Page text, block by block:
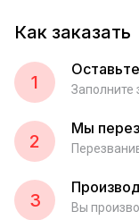
Как заказать
1 Заполните
2
Мы
3 Вы